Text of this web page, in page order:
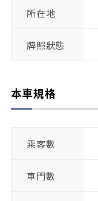
所在地
牌照狀態
本車規格
乘客數
車門數